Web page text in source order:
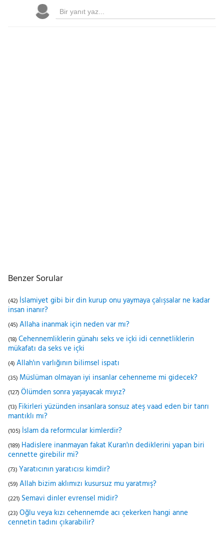
Benzer Sorular
(42) İslamiyet gibi bir din kurup onu yaymaya çalışsalar ne kadar
insan inanır?
(45) Allaha inanmak için neden var mı?
(18) Cehennemliklerin günahı seks ve içki idi cennetliklerin
mükafatı da seks ve içki
(4) Allah'ın varlığının bilimsel ispatı
(35) Müslüman olmayan iyi insanlar cehenneme mi gidecek?
(127) Ölümden sonra yaşayacak mıyız?
(13) Fikirleri yüzünden insanlara sonsuz ateş vaad eden bir tanrı
mantıklı mı?
(105) İslam da reformcular kimlerdir?
(189) Hadislere inanmayan fakat Kuran'ın dediklerini yapan biri
cennette girebilir mi?
(73) Yaratıcının yaratıcısı kimdir?
(59) Allah bizim aklımızı kusursuz mu yaratmış?
(221) Semavi dinler evrensel midir?
(23) Oğlu veya kızı cehennemde acı çekerken hangi anne
cennetin tadını çıkarabilir?